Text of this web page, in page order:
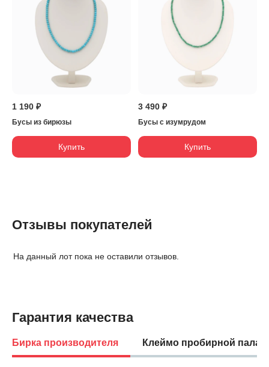
1 190 ₽
Бусы из бирюзы
Купить
3 490 ₽
Бусы с изумрудом
Купить
Отзывы покупателей
На данный лот пока не оставили отзывов.
Гарантия качества
Бирка производителя Клеймо пробирной